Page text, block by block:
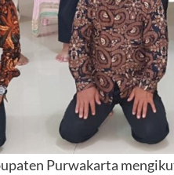
Purwakarta